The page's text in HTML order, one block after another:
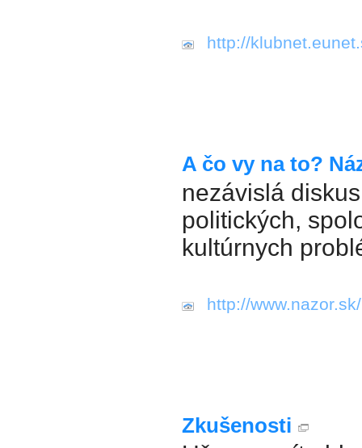
http://
A čo vy na to?
nezávislá
politických,
kultúrnych
http://www.nazor.sk/
Zkušenosti